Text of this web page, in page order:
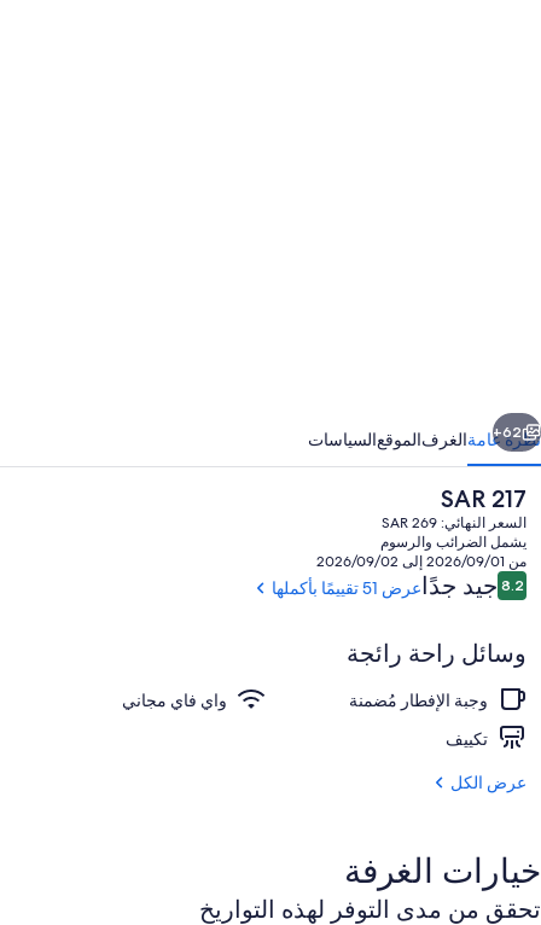
أوبردان
واي فاي مجانًا
التالي
62+
نظرة عامةالغرفالموقعالسياسات
السعر
الحالي
هو
SAR
217
SAR 217
السعر النهائي: SAR 269
يشمل الضرائب والرسوم
من 2026/09/01 إلى 2026/09/02
التقييمات
8.28.2 من 10جيد جدًاعرض 51 تقييمًا بأكملها
وسائل راحة رائجة
وجبة الإفطار مُضمنة
واي فاي مجاني
تكييف
عرض الكل
خيارات الغرفة
تحقق من مدى التوفر لهذه التواريخ